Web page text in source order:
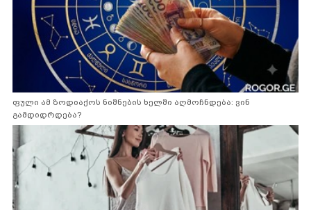
ფული ამ ზოდიაქოს ნიშნების ხელში აღმოჩნდება: ვინ
გამდიდრდება?